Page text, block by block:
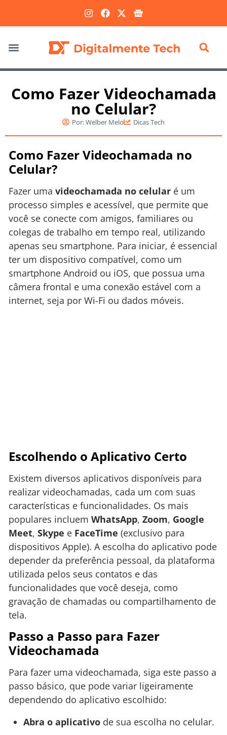
Como Fazer Videochamada
no Celular?
Por:Welber Melo Dicas Tech
Como Fazer Videochamada no
Celular?
Fazer uma videochamada no celular é um
processo simples e acessível, que permite que
você se conecte com amigos, familiares ou
colegas de trabalho em tempo real, utilizando
apenas seu smartphone. Para iniciar, é essencial
ter um dispositivo compatível, como um
smartphone Android ou iOS, que possua uma
câmera frontal e uma conexão estável com a
internet, seja por Wi-Fi ou dados móveis.
Escolhendo o Aplicativo Certo
Existem diversos aplicativos disponíveis para
realizar videochamadas, cada um com suas
características e funcionalidades. Os mais
populares incluem WhatsApp, Zoom, Google
Meet, Skype e FaceTime (exclusivo para
dispositivos Apple). A escolha do aplicativo pode
depender da preferência pessoal, da plataforma
utilizada pelos seus contatos e das
funcionalidades que você deseja, como
gravação de chamadas ou compartilhamento de
tela.
Passo a Passo para Fazer
Videochamada
Para fazer uma videochamada, siga este passo a
passo básico, que pode variar ligeiramente
dependendo do aplicativo escolhido:
Abra o aplicativode sua escolha no celular.